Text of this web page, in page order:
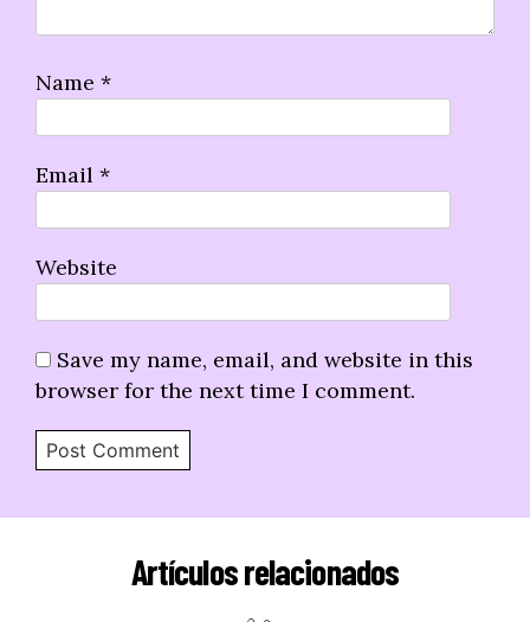
Name *
Email *
Website
Save my name, email, and website in this
browser for the next time I comment.
Artículos relacionados